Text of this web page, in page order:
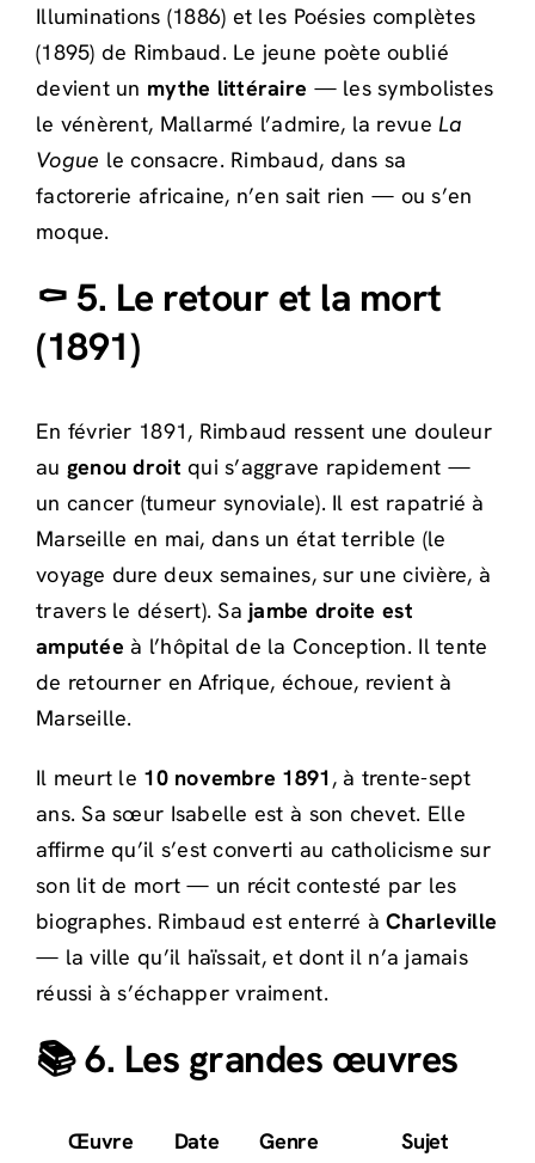
Illuminations (1886) et les Poésies complètes
(1895) de Rimbaud. Le jeune poète oublié
devient un mythe littéraire — les symbolistes
le vénèrent, Mallarmé l’admire, la revueLa
Vogue le consacre. Rimbaud, dans sa
factorerie africaine, n’en sait rien — ou s’en
moque.
⚰️ 5. Le retour et la mort
(1891)
En février 1891, Rimbaud ressent une douleur
au genou droit qui s’aggrave rapidement —
un cancer (tumeur synoviale). Il est rapatrié à
Marseille en mai, dans un état terrible (le
voyage dure deux semaines, sur une civière, à
travers le désert). Sa jambe droite est
amputée à l’hôpital de la Conception. Il tente
de retourner en Afrique, échoue, revient à
Marseille.
Il meurt le 10 novembre 1891, à trente-sept
ans. Sa sœur Isabelle est à son chevet. Elle
affirme qu’il s’est converti au catholicisme sur
son lit de mort — un récit contesté par les
biographes. Rimbaud est enterré àCharleville
— la ville qu’il haïssait, et dont il n’a jamais
réussi à s’échapper vraiment.
📚 6. Les grandes œuvres
Œuvre Date Genre
Sujet